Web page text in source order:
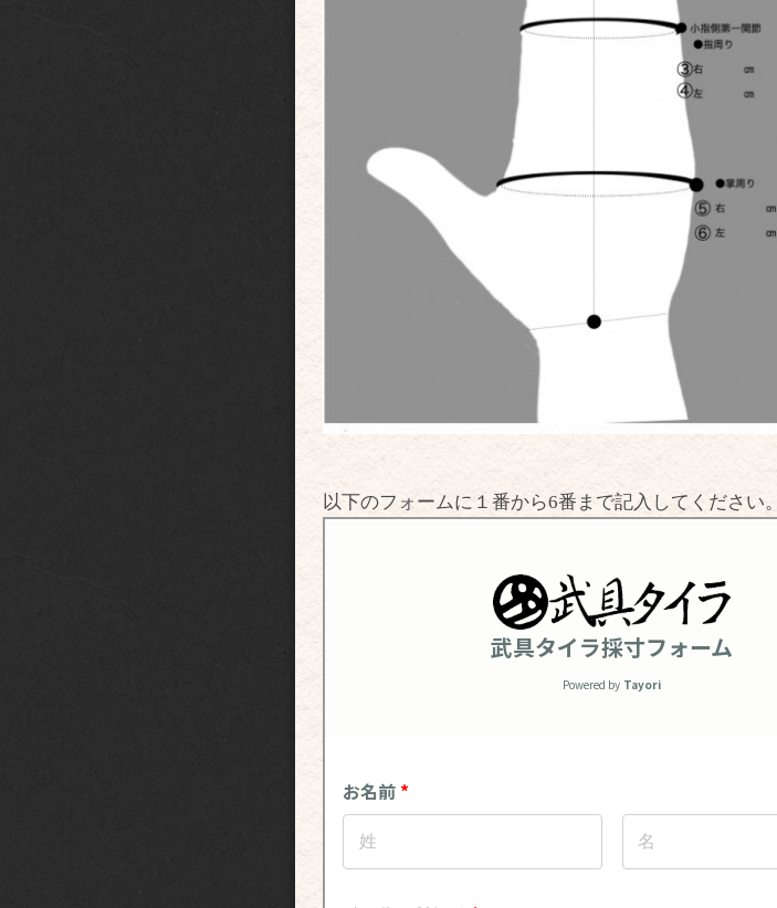
以下のフォームに１番から6番まで記入してください